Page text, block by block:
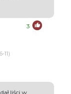
3
11)
liści w